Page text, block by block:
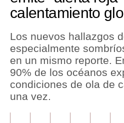
Mercados
Política
Tu Dinero
Finanzas Personales
calentamiento
Los nuevos hallazgos
especialmente
en un mismo reporte.
90% de los océanos
condiciones de ola de
una vez.